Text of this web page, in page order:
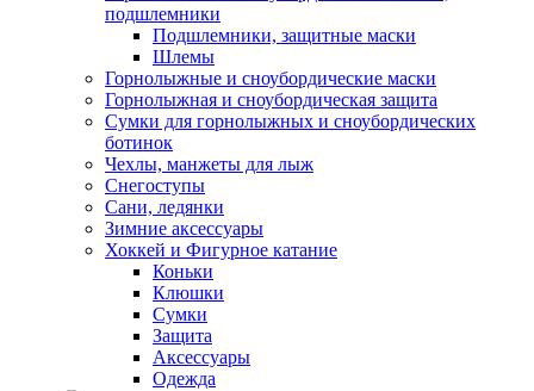
подшлемники
Подшлемники, защитные маски
Шлемы
Горнолыжные и сноубордические маски
Горнолыжная и сноубордическая защита
Сумки для горнолыжных и сноубордических
ботинок
Чехлы, манжеты для лыж
Снегоступы
Сани, ледянки
Зимние аксессуары
Хоккей и Фигурное катание
Коньки
Клюшки
Сумки
Защита
Аксессуары
Одежда